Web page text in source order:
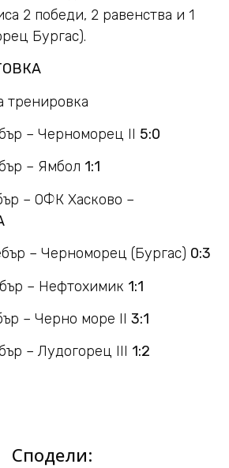
2 победи, 2 равенства и 1
Бургас).
тренировка
– Черноморец II 5:0
– Ямбол 1:1
– ОФК Хасково –
– Черноморец (Бургас) 0:3
– Нефтохимик 1:1
– Черно море II 3:1
– Лудогорец III 1:2
Сподели: